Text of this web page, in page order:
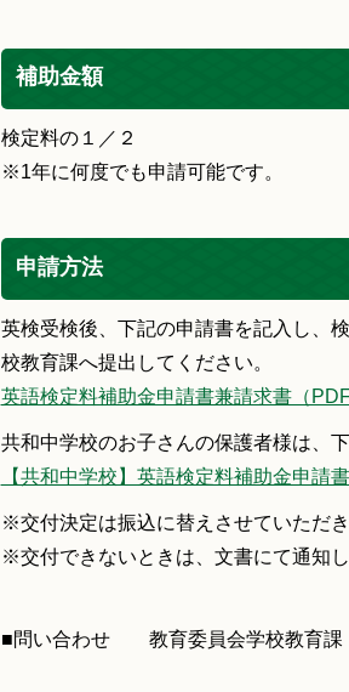
補助金額
検定料の１／２
※1年に何度でも申請可能です。
申請方法
英検受検後、下記の申請書を記入し、
校教育課へ提出してください。
英語検定料補助金申請書兼請求書（
共和中学校のお子さんの保護者様は、
【共和中学校】英語検定料補助金申請
※交付決定は振込に替えさせていただ
※交付できないときは、文書にて通知し
■問い合わせ 教育委員会学校教育